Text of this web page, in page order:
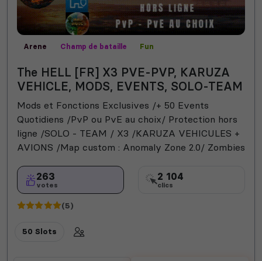
Arene Champ de bataille
Fun
The HELL [FR] X3 PVE-PVP, KARUZA
VEHICLE, MODS, EVENTS, SOLO-TEAM
Mods et Fonctions Exclusives /+ 50 Events
Quotidiens /PvP ou PvE au choix/ Protection hors
ligne /SOLO - TEAM / X3 /KARUZA VEHICULES +
AVIONS /Map custom : Anomaly Zone 2.0/ Zombies
263
votes
2 104
clics
(5)
50 Slots